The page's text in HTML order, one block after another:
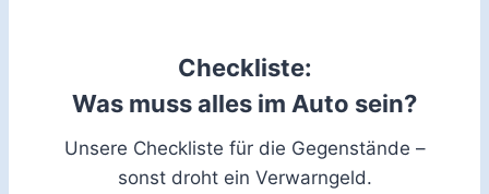
Checkliste:
Was muss alles im Auto sein?
Unsere Checkliste für die Gegenstände –
sonst droht ein Verwarngeld.